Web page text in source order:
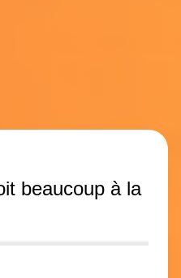
beaucoup à la